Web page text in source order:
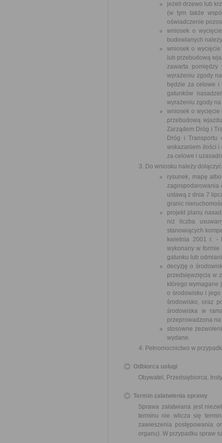
jeżeli drzewo lub
(w tym także
oświadczenie
wniosek o
budowlanych
wniosek o
lub przebudową
zawarta pomiędzy
wyrażeniu zgody
będzie za celowe i
gatunków
wyrażeniu zgody
wniosek o
przebudową
Zarządem Dróg i
Dróg i Transportu
wskazaniem ilości i
za celowe i
Do wniosku należy
rysunek, mapę
zagospodarowania
ustawą z dnia 7
granic
projekt planu
niż liczba
stanowiących
kwietnia 2001 r. -
wykonany w formie
gatunku lub
decyzję o
przedsięwzięcia w
którego wymagane
o środowisku i jego
środowisko, oraz
środowiska w
przeprowadzona
stosowne
wydane.
Pełnomocnictwo w
Odbiorca usługi
Obywatel, Przedsiębiorca,
Termin załatwienia sprawy
Sprawa załatwiana jest
terminu nie wlicza się
zawieszenia postępowania
organu). W przypadku spraw